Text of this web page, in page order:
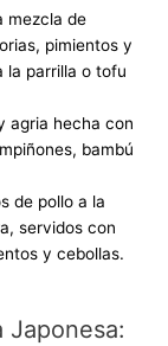
mezcla de
pimientos y
la parrilla o tofu
agria hecha con
bambú
de pollo a la
servidos con
y cebollas.
Japonesa: